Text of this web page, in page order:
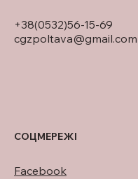
+38(0532)56-15-69
cgzpoltava@gmail.com
СОЦМЕРЕЖІ
Facebook